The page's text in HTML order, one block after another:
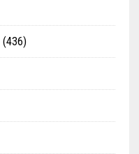
(436)